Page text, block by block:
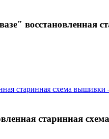
восстановленная
старинная